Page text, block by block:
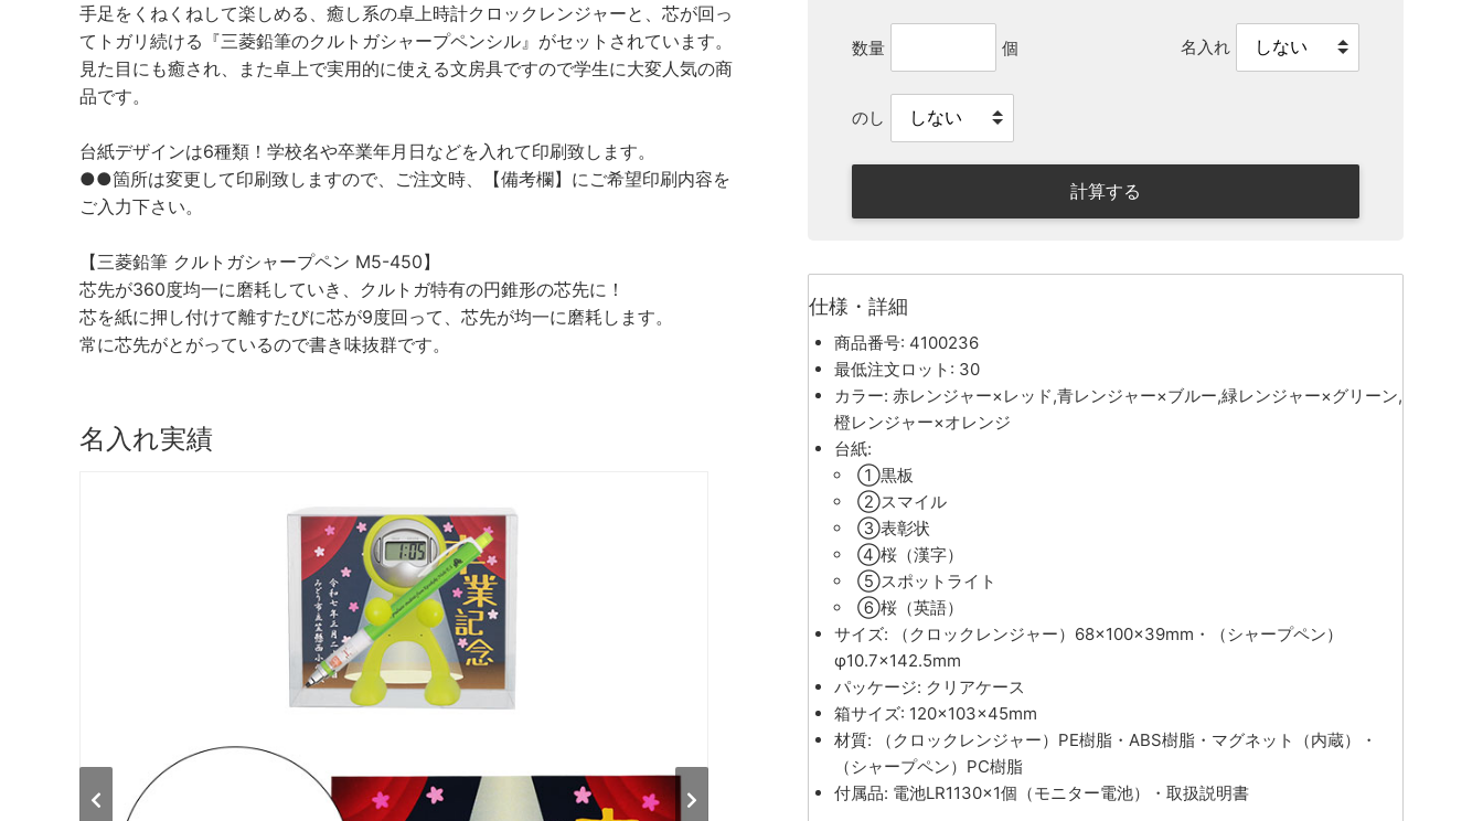
手足をくねくねして楽しめる、癒し系の卓上時計クロックレンジャーと、芯が回っ
てトガリ続ける『三菱鉛筆のクルトガシャープペンシル』がセットされています。
見た目にも癒され、また卓上で実用的に使える文房具ですので学生に大変人気の商
品です。
台紙デザインは6種類！学校名や卒業年月日などを入れて印刷致します。
●●箇所は変更して印刷致しますので、ご注文時、【備考欄】にご希望印刷内容を
ご入力下さい。
【三菱鉛筆 クルトガシャープペン M5-450】
芯先が360度均一に磨耗していき、クルトガ特有の円錐形の芯先に！
芯を紙に押し付けて離すたびに芯が9度回って、芯先が均一に磨耗します。
常に芯先がとがっているので書き味抜群です。
名入れ実績
数量 個 名入れ
のし
計算する
仕様・詳細
商品番号: 4100236
最低注文ロット: 30
カラー: 赤レンジャー×レッド,青レンジャー×ブルー,緑レンジャー×グリーン,
橙レンジャー×オレンジ
台紙:
①黒板
②スマイル
③表彰状
④桜（漢字）
⑤スポットライト
⑥桜（英語）
サイズ: （クロックレンジャー）68×100×39mm・（シャープペン）
φ10.7×142.5mm
パッケージ: クリアケース
箱サイズ: 120×103×45mm
材質: （クロックレンジャー）PE樹脂・ABS樹脂・マグネット（内蔵）・
（シャープペン）PC樹脂
付属品: 電池LR1130×1個（モニター電池）・取扱説明書